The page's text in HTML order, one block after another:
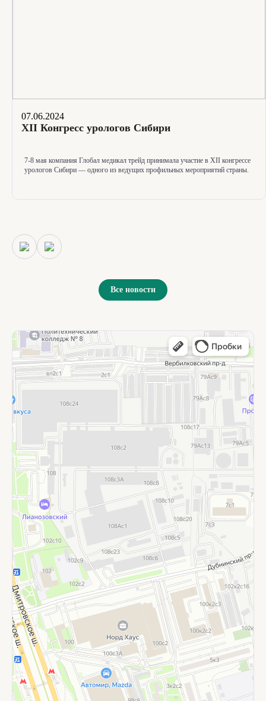
07.06.2024
XII Конгресс урологов Сибири
7-8 мая компания Глобал медикал трейд принимала участие в XII конгрессе
урологов Сибири — одного из ведущих профильных мероприятий страны.
Все новости